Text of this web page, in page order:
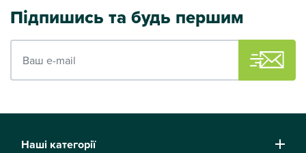
Підпишись та будь першим
Ваш e-mail
Наші категорії